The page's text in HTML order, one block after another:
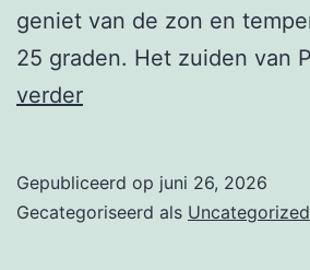
geniet van de zon en
25 graden. Het zuiden van
verderNieuwsbrief
–
Gepubliceerd op juni 26, 2026
Gecategoriseerd als Uncategorized